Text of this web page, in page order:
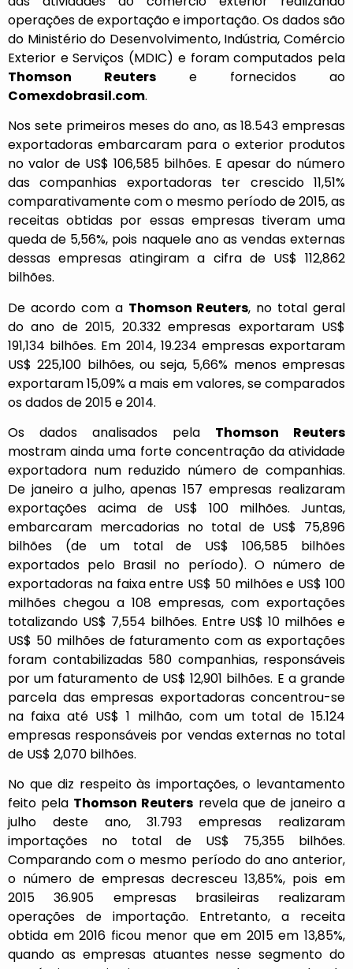
operações de exportação e importação. Os dados são
do Ministério do Desenvolvimento, Indústria, Comércio
Exterior e Serviços (MDIC) e foram computados pela
Thomson Reuters e fornecidos ao
Comexdobrasil.com.
Nos sete primeiros meses do ano, as 18.543 empresas
exportadoras embarcaram para o exterior produtos
no valor de US$ 106,585 bilhões. E apesar do número
das companhias exportadoras ter crescido 11,51%
comparativamente com o mesmo período de 2015, as
receitas obtidas por essas empresas tiveram uma
queda de 5,56%, pois naquele ano as vendas externas
dessas empresas atingiram a cifra de US$ 112,862
bilhões.
De acordo com a Thomson Reuters, no total geral
do ano de 2015, 20.332 empresas exportaram US$
191,134 bilhões. Em 2014, 19.234 empresas exportaram
US$ 225,100 bilhões, ou seja, 5,66% menos empresas
exportaram 15,09% a mais em valores, se comparados
os dados de 2015 e 2014.
Os dados analisados pela Thomson Reuters
mostram ainda uma forte concentração da atividade
exportadora num reduzido número de companhias.
De janeiro a julho, apenas 157 empresas realizaram
exportações acima de US$ 100 milhões. Juntas,
embarcaram mercadorias no total de US$ 75,896
bilhões (de um total de US$ 106,585 bilhões
exportados pelo Brasil no período). O número de
exportadoras na faixa entre US$ 50 milhões e US$ 100
milhões chegou a 108 empresas, com exportações
totalizando US$ 7,554 bilhões. Entre US$ 10 milhões e
US$ 50 milhões de faturamento com as exportações
foram contabilizadas 580 companhias, responsáveis
por um faturamento de US$ 12,901 bilhões. E a grande
parcela das empresas exportadoras concentrou-se
na faixa até US$ 1 milhão, com um total de 15.124
empresas responsáveis por vendas externas no total
de US$ 2,070 bilhões.
No que diz respeito às importações, o levantamento
feito pela Thomson Reuters revela que de janeiro a
julho deste ano, 31.793 empresas realizaram
importações no total de US$ 75,355 bilhões.
Comparando com o mesmo período do ano anterior,
o número de empresas decresceu 13,85%, pois em
2015 36.905 empresas brasileiras realizaram
operações de importação. Entretanto, a receita
obtida em 2016 ficou menor que em 2015 em 13,85%,
quando as empresas atuantes nesse segmento do